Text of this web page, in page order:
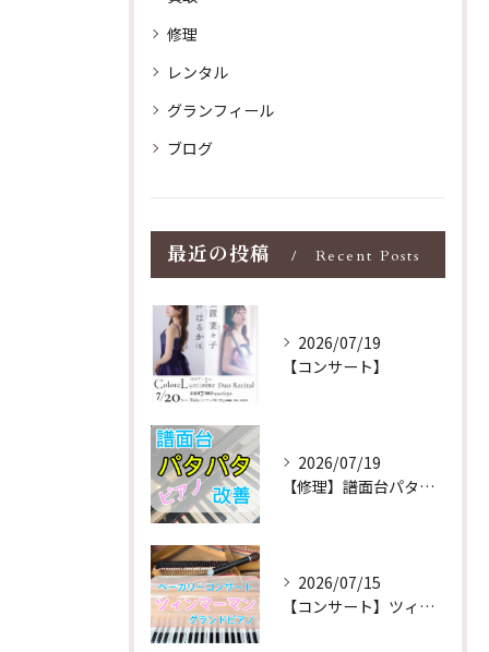
修理
レンタル
グランフィール
ブログ
最近の投稿 Recent Posts
2026/07/19
【コンサート】
2026/07/19
【修理】譜面台パタパタを改善！ストレス解消！
2026/07/15
【コンサート】ツィンマーマンのグランドピアノ♪木目猫足グラン...